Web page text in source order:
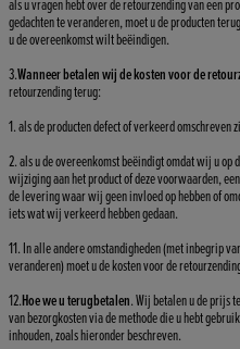
als u vragen hebt over de retourzending van een
gedachten te veranderen, moet u de producten
u de overeenkomst wilt beëindigen.
3.Wanneer betalen wij de kosten voor de
retourzending terug:
1. als de producten defect of verkeerd omschreven
2. als u de overeenkomst beëindigt omdat wij u op
wijziging aan het product of deze voorwaarden,
de levering waar wij geen invloed op hebben of
iets wat wij verkeerd hebben gedaan.
11. In alle andere omstandigheden (met inbegrip
veranderen) moet u de kosten voor de
12.Hoe we u terugbetalen. Wij betalen u de prijs
van bezorgkosten via de methode die u hebt
inhouden, zoals hieronder beschreven.